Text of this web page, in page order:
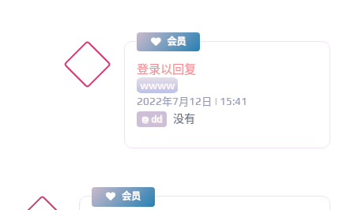
会员
登录以回复
wwww
2022年7月12日 | 15:41
@ dd 没有
会员